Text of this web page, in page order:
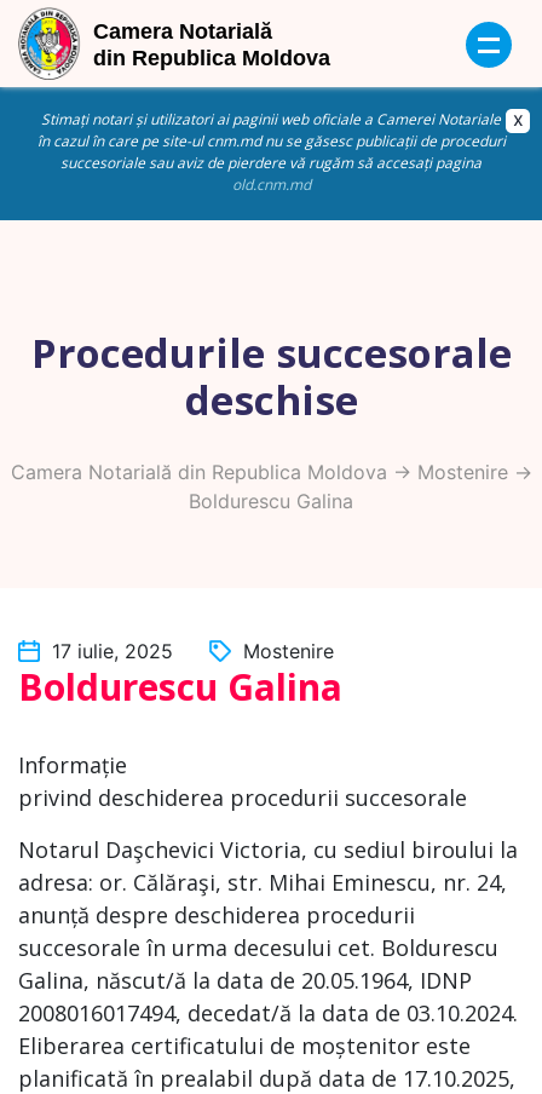
Stimați notari și utilizatori ai paginii web oficiale a Camerei Notariale
în cazul în care pe site-ul cnm.md nu se găsesc publicații de proceduri
succesoriale sau aviz de pierdere vă rugăm să accesați pagina
old.cnm.md
Procedurile succesorale
deschise
Camera Notarială din Republica Moldova -> Mostenire->
Boldurescu Galina
17 iulie, 2025 Mostenire
Boldurescu Galina
Informație
privind deschiderea procedurii succesorale
Notarul Daşchevici Victoria, cu sediul biroului la
adresa: or. Călăraşi, str. Mihai Eminescu, nr. 24,
anunță despre deschiderea procedurii
succesorale în urma decesului cet. Boldurescu
Galina, născut/ă la data de 20.05.1964, IDNP
2008016017494, decedat/ă la data de 03.10.2024.
Eliberarea certificatului de moștenitor este
planificată în prealabil după data de 17.10.2025,